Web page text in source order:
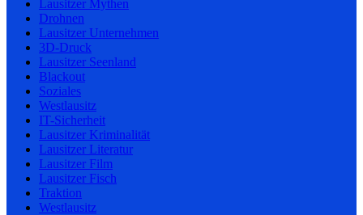
Lausitzer Mythen
Drohnen
Lausitzer Unternehmen
3D-Druck
Lausitzer Seenland
Blackout
Soziales
Westlausitz
IT-Sicherheit
Lausitzer Kriminalität
Lausitzer Literatur
Lausitzer Film
Lausitzer Fisch
Traktion
Westlausitz